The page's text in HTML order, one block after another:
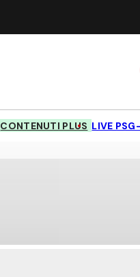
CONTENUTI PLUS LIVE